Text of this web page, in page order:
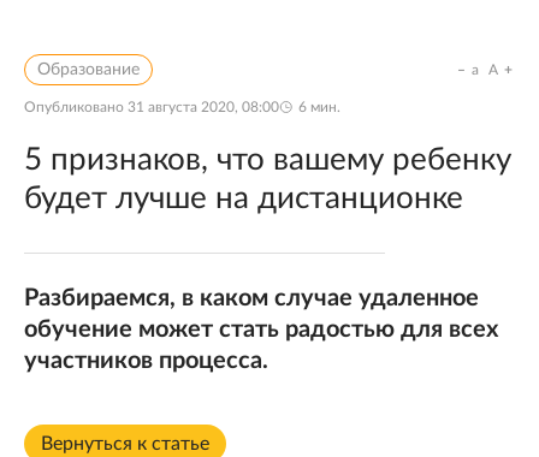
Образование
Опубликовано 31 августа 2020, 08:00 6 мин.
a A
5 признаков, что вашему ребенку
будет лучше на дистанционке
Разбираемся, в каком случае удаленное
обучение может стать радостью для всех
участников процесса.
Вернуться к статье